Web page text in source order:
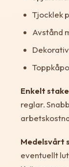
Tjocklek
Avstånd
Enkelt
reglar.
Medelsvårt
eventuellt